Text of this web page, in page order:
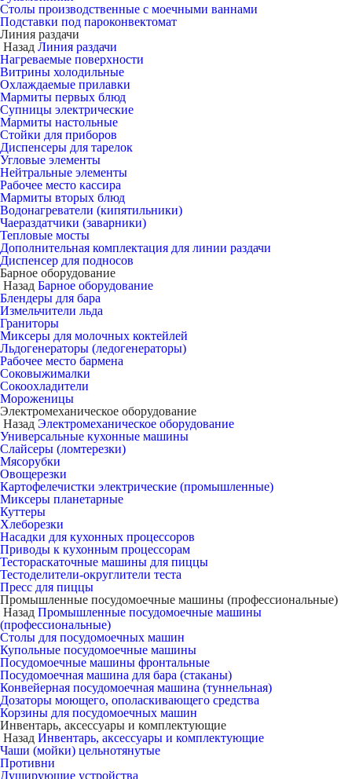
Столы производственные с моечными ваннами
Подставки под пароконвектомат
Линия раздачи
Назад Линия раздачи
Нагреваемые поверхности
Витрины холодильные
Охлаждаемые прилавки
Мармиты первых блюд
Супницы электрические
Мармиты настольные
Стойки для приборов
Диспенсеры для тарелок
Угловые элементы
Нейтральные элементы
Рабочее место кассира
Мармиты вторых блюд
Водонагреватели (кипятильники)
Чаераздатчики (заварники)
Тепловые мосты
Дополнительная комплектация для линии раздачи
Диспенсер для подносов
Барное оборудование
Назад Барное оборудование
Блендеры для бара
Измельчители льда
Граниторы
Миксеры для молочных коктейлей
Льдогенераторы (ледогенераторы)
Рабочее место бармена
Соковыжималки
Сокоохладители
Мороженицы
Электромеханическое оборудование
Назад Электромеханическое оборудование
Универсальные кухонные машины
Слайсеры (ломтерезки)
Мясорубки
Овощерезки
Картофелечистки электрические (промышленные)
Миксеры планетарные
Куттеры
Хлеборезки
Насадки для кухонных процессоров
Приводы к кухонным процессорам
Тестораскаточные машины для пиццы
Тестоделители-округлители теста
Пресс для пиццы
Промышленные посудомоечные машины (профессиональные)
Назад Промышленные посудомоечные машины
(профессиональные)
Столы для посудомоечных машин
Купольные посудомоечные машины
Посудомоечные машины фронтальные
Посудомоечная машина для бара (стаканы)
Конвейерная посудомоечная машина (туннельная)
Дозаторы моющего, ополаскивающего средства
Корзины для посудомоечных машин
Инвентарь, аксессуары и комплектующие
Назад Инвентарь, аксессуары и комплектующие
Чаши (мойки) цельнотянутые
Противни
Душирующие устройства